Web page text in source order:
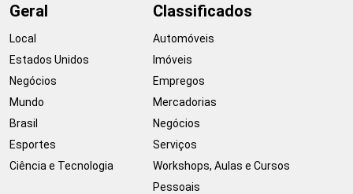
Geral
Local
Estados Unidos
Negócios
Mundo
Brasil
Esportes
Ciência e Tecnologia
Classificados
Automóveis
Imóveis
Empregos
Mercadorias
Negócios
Serviços
Workshops, Aulas e Cursos
Pessoais